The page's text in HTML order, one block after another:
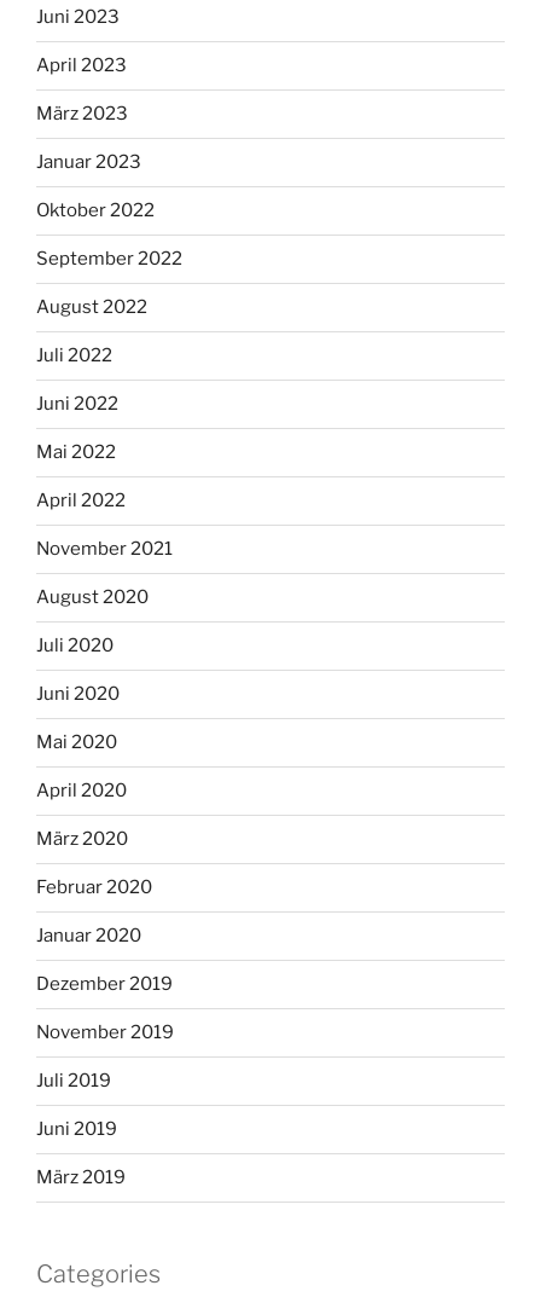
Juni 2023
April 2023
März 2023
Januar 2023
Oktober 2022
September 2022
August 2022
Juli 2022
Juni 2022
Mai 2022
April 2022
November 2021
August 2020
Juli 2020
Juni 2020
Mai 2020
April 2020
März 2020
Februar 2020
Januar 2020
Dezember 2019
November 2019
Juli 2019
Juni 2019
März 2019
Categories